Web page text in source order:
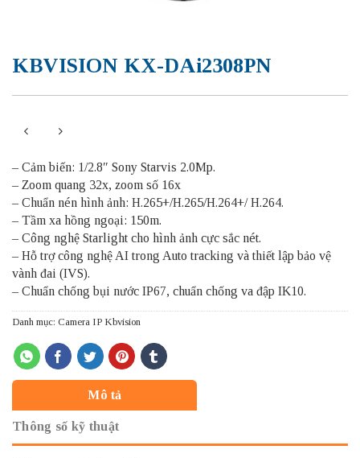
KBVISION KX-DAi2308PN
– Cảm biến: 1/2.8″ Sony Starvis 2.0Mp.
– Zoom quang 32x, zoom số 16x
– Chuẩn nén hình ảnh: H.265+/H.265/H.264+/ H.264.
– Tầm xa hồng ngoại: 150m.
– Công nghệ Starlight cho hình ảnh cực sắc nét.
– Hỗ trợ công nghệ AI trong Auto tracking và thiết lập bảo vệ
vành đai (IVS).
– Chuẩn chống bụi nước IP67, chuẩn chống va đập IK10.
Danh mục: Camera IP Kbvision
Mô tả
Thông số kỹ thuật